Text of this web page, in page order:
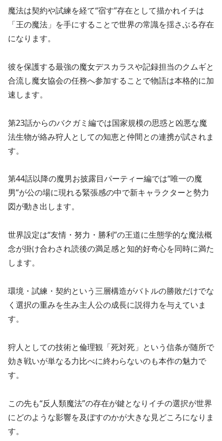
魔法は契約や試練を経て“宿す”存在として描かれイチは
「王の魔法」を手にすることで世界の常識を揺さぶる存在
になります。
彼を保護する最強の魔女デスカラスや記録担当のクムギと
合流し魔女協会の任務へ参加することで物語は本格的に加
速します。
第23話からのバクガミ編では国家規模の思惑と凶悪な魔
法生物が絡み狩人としての知恵と仲間との連携が試されま
す。
第44話以降の魔男お披露目パーティー編では“唯一の魔
男”が公の場に現れる緊張感の中で新キャラクターと勢力
図が動き出します。
世界設定は“友情・努力・勝利”の王道に生態学的な魔法概
念が掛け合わされ読後の満足感と知的好奇心を同時に満た
します。
環境・試練・契約という三層構造がバトルの勝敗だけでな
く選択の重みを生み主人公の成長に説得力を与えていま
す。
狩人としての技術と倫理観「死対死」という信条が随所で
効き戦いが単なる力比べに終わらないのも本作の魅力で
す。
この先も“反人類魔法”の存在が鍵となりイチの選択が世界
にどのような影響を及ぼすのかが大きな見どころになりま
す。